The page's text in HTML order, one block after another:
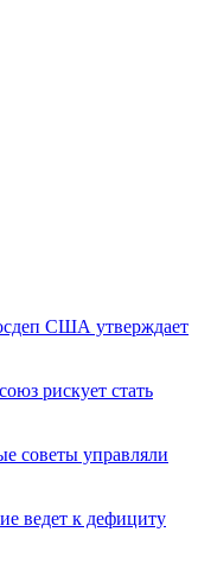
США утверждает
рискует стать
советы управляли
ведет к дефициту